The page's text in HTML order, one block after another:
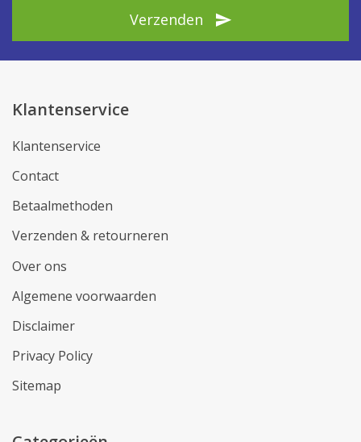
Verzenden
Klantenservice
Klantenservice
Contact
Betaalmethoden
Verzenden & retourneren
Over ons
Algemene voorwaarden
Disclaimer
Privacy Policy
Sitemap